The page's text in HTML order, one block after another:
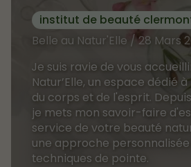
institut de beauté
Belle au Natur'Elle / 28 Mars
Je suis ravie de vous
Natur’Elle, un espace dédié
du corps et de l'esprit.
je mets mon savoir-faire
service de votre beauté
une approche
techniques de pointe.